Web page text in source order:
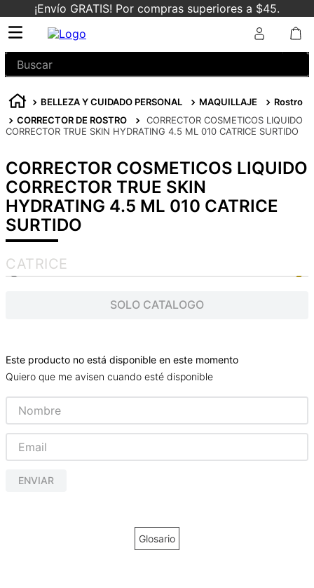
¡Envío GRATIS! Por compras superiores a $45.
Buscar
BELLEZA Y CUIDADO PERSONAL MAQUILLAJE
Rostro
CORRECTOR DE ROSTRO
CORRECTOR COSMETICOS LIQUIDO
CORRECTOR TRUE SKIN HYDRATING 4.5 ML 010 CATRICE SURTIDO
CORRECTOR COSMETICOS LIQUIDO
CORRECTOR TRUE SKIN
HYDRATING 4.5 ML 010 CATRICE
SURTIDO
CATRICE
SOLO CATALOGO
Este producto no está disponible en este momento
Quiero que me avisen cuando esté disponible
ENVIAR
Glosario